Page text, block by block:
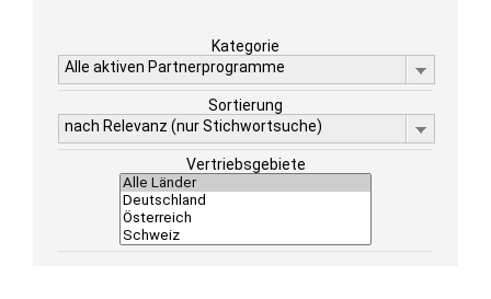
Kategorie
Alle aktiven Partnerprogramme
Sortierung
nach Relevanz (nur Stichwortsuche)
Vertriebsgebiete